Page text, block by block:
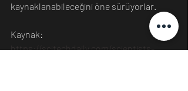
kaynaklanabileceğini öne sürüyorlar.
Kaynak:
https://scitechdaily.com/scientists-